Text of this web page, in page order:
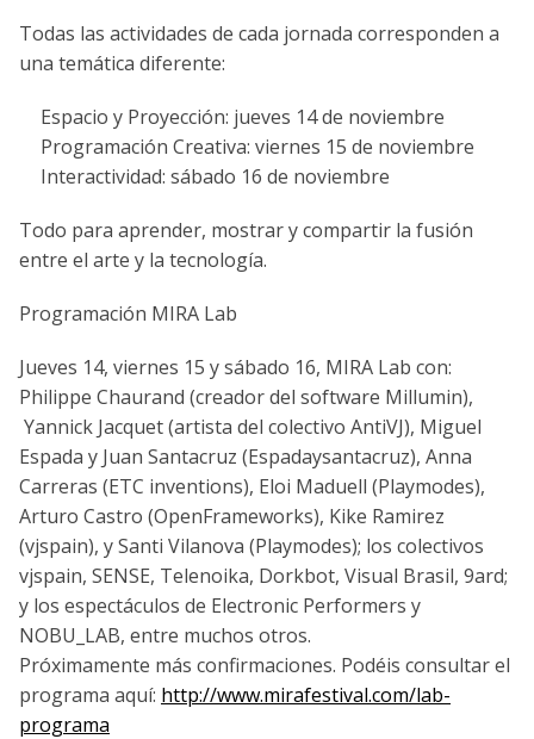
Todas las actividades de cada jornada corresponden a
una temática diferente:
Espacio y Proyección: jueves 14 de noviembre
Programación Creativa: viernes 15 de noviembre
Interactividad: sábado 16 de noviembre
Todo para aprender, mostrar y compartir la fusión
entre el arte y la tecnología.
Programación MIRA Lab
Jueves 14, viernes 15 y sábado 16, MIRA Lab con:
Philippe Chaurand (creador del software Millumin),
Yannick Jacquet (artista del colectivo AntiVJ), Miguel
Espada y Juan Santacruz (Espadaysantacruz), Anna
Carreras (ETC inventions), Eloi Maduell (Playmodes),
Arturo Castro (OpenFrameworks), Kike Ramirez
(vjspain), y Santi Vilanova (Playmodes); los colectivos
vjspain, SENSE, Telenoika, Dorkbot, Visual Brasil, 9ard;
y los espectáculos de Electronic Performers y
NOBU_LAB, entre muchos otros.
Próximamente más confirmaciones. Podéis consultar el
programa aquí: http://www.mirafestival.com/lab-
programa